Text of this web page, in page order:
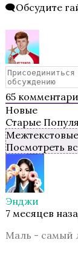
Путь
🗨️Обсудите
65
Новые
Старые
Посмотреть
Энджи
7 месяцев
Маль - самый